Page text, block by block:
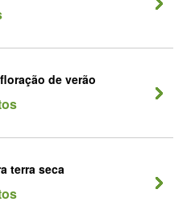
de verão
terra seca